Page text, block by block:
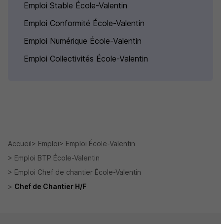
Emploi Stable École-Valentin
Emploi Conformité École-Valentin
Emploi Numérique École-Valentin
Emploi Collectivités École-Valentin
Accueil Emploi
Emploi École-Valentin
Emploi BTP École-Valentin
Emploi Chef de chantier École-Valentin
Chef de Chantier H/F